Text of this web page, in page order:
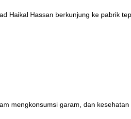
Haikal Hassan berkunjung ke pabrik
mengkonsumsi garam, dan